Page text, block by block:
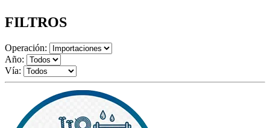
FILTROS
Operación:
Año:
Vía: